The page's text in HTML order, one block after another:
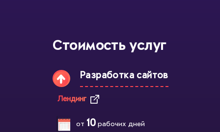
Стоимость услуг
Разработка сайтов
Лендинг
от 10 рабочих дней